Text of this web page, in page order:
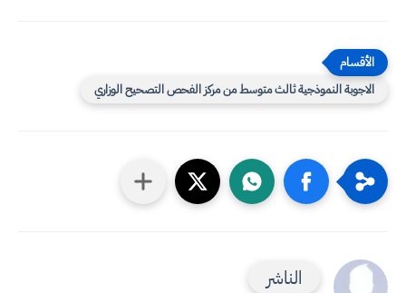
الاجوبة النموذجية ثالث متوسط من مركز الفحص التصحيح الوزاري
الناشر